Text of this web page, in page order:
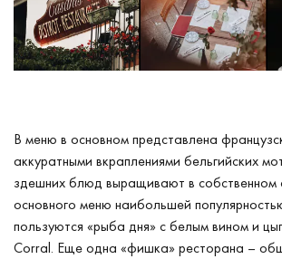
В меню в основном представлена
аккуратными вкраплениями бельгийских
здешних блюд выращивают в собственном
основного меню наибольшей
пользуются «рыба дня» с белым вином и
Corral. Еще одна «фишка» ресторана –